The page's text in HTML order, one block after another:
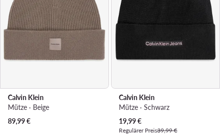
Calvin Klein
Mütze · Beige
89,99€
Calvin Klein
Mütze · Schwarz
Aktueller Preis
19,99€
Regulärer Preis39,99 €